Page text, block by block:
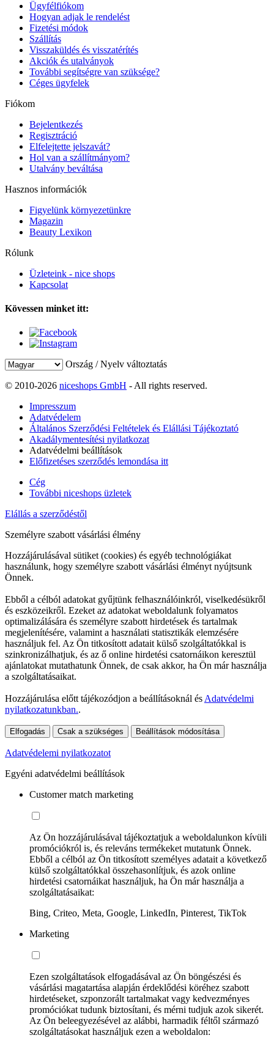
Ügyfélfiókom
Hogyan adjak le rendelést
Fizetési módok
Szállítás
Visszaküldés és visszatérítés
Akciók és utalványok
További segítségre van szüksége?
Céges ügyfelek
Fiókom
Bejelentkezés
Regisztráció
Elfelejtette jelszavát?
Hol van a szállítmányom?
Utalvány beváltása
Hasznos információk
Figyelünk környezetünkre
Magazin
Beauty Lexikon
Rólunk
Üzleteink - nice shops
Kapcsolat
Kövessen minket itt:
Ország / Nyelv változtatás
© 2010-2026 niceshops GmbH - All rights reserved.
Impresszum
Adatvédelem
Általános Szerződési Feltételek és Elállási Tájékoztató
Akadálymentesítési nyilatkozat
Adatvédelmi beállítások
Előfizetéses szerződés lemondása itt
Cég
További niceshops üzletek
Elállás a szerződéstől
Személyre szabott vásárlási élmény
Hozzájárulásával sütiket (cookies) és egyéb technológiákat
használunk, hogy személyre szabott vásárlási élményt nyújtsunk
Önnek.
Ebből a célból adatokat gyűjtünk felhasználóinkról, viselkedésükről
és eszközeikről. Ezeket az adatokat weboldalunk folyamatos
optimalizálására és személyre szabott hirdetések és tartalmak
megjelenítésére, valamint a használati statisztikák elemzésére
használjuk fel. Az Ön titkosított adatait külső szolgáltatókkal is
szinkronizálhatjuk, és az ő online hirdetési csatornáikon keresztül
ajánlatokat mutathatunk Önnek, de csak akkor, ha Ön már használja
a szolgáltatásaikat.
Hozzájárulása előtt tájékozódjon a beállításoknál és Adatvédelmi
nyilatkozatunkban..
Elfogadás Csak a szükséges Beállítások módosítása
Adatvédelemi nyilatkozatot
Egyéni adatvédelmi beállítások
Customer match marketing
Az Ön hozzájárulásával tájékoztatjuk a weboldalunkon kívüli
promóciókról is, és releváns termékeket mutatunk Önnek.
Ebből a célból az Ön titkosított személyes adatait a következő
külső szolgáltatókkal összehasonlítjuk, és azok online
hirdetési csatornáikat használjuk, ha Ön már használja a
szolgáltatásaikat:
Bing, Criteo, Meta, Google, LinkedIn, Pinterest, TikTok
Marketing
Ezen szolgáltatások elfogadásával az Ön böngészési és
vásárlási magatartása alapján érdeklődési köréhez szabott
hirdetéseket, szponzorált tartalmakat vagy kedvezményes
promóciókat tudunk biztosítani, és mérni tudjuk azok sikerét.
Az Ön beleegyezésével az alábbi, harmadik féltől származó
szolgáltatásokat használjuk ezen a weboldalon: